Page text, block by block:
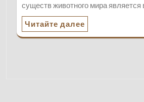
существ животного мира является
Читайте далее